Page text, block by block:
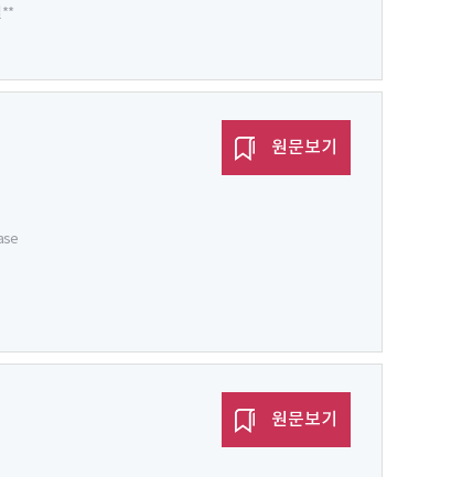
**
원문보기
원문보기